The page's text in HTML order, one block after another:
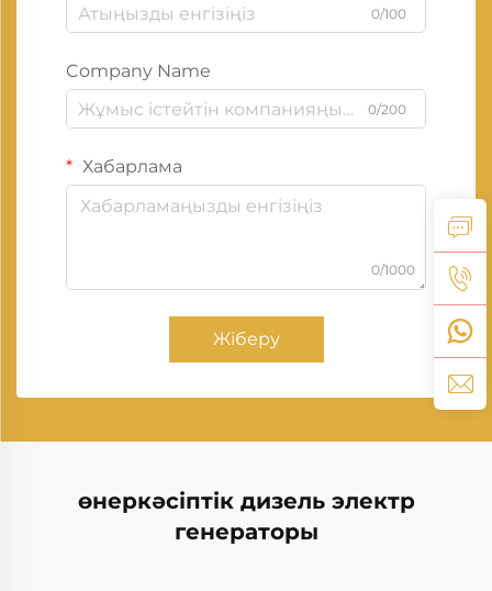
0/100
Company Name
0/200
Хабарлама
0/1000
Жіберу
өнеркәсіптік дизель электр
генераторы